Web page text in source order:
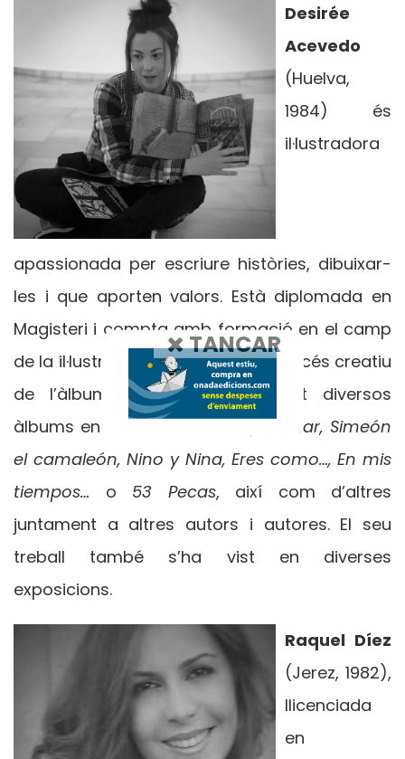
Desirée
Acevedo
(Huelva,
1984) és
il·lustradora
apassionada per escriure històries, dibuixar-
les i que aporten valors. Està diplomada en
Magisteri i compta amb formació en el camp
de la il·lustració, la narrativa i el procés creatiu
de l’àlbum il·lustrat. Ha publicat diversos
àlbums en solitari, com Awi y el mar, Simeón
el camaleón, Nino y Nina, Eres como…, En mis
tiempos… o 53 Pecas, així com d’altres
juntament a altres autors i autores. El seu
treball també s’ha vist en diverses
exposicions.
Raquel Díez
(Jerez, 1982),
llicenciada
en
TANCAR